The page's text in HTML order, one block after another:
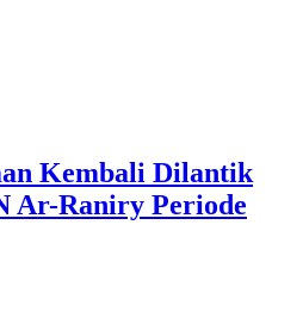
Kembali Dilantik
Ar-Raniry Periode